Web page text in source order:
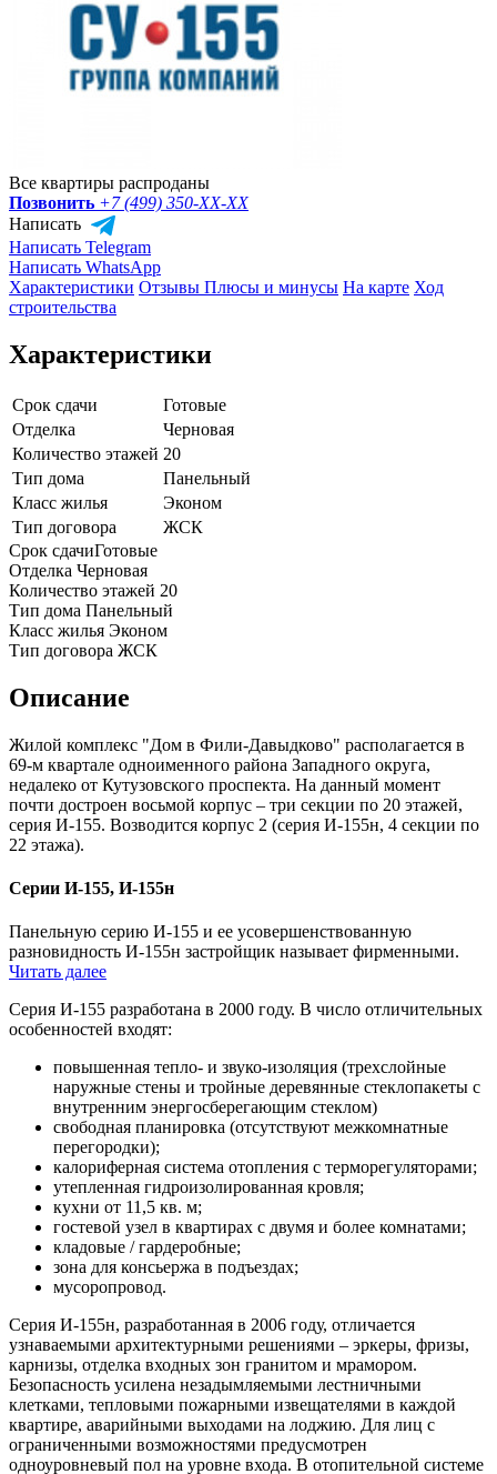
Все квартиры распроданы
Позвонить +7 (499) 350-XX-XX
Написать
Написать Telegram
Написать WhatsApp
Характеристики Отзывы Плюсы и минусы На карте Ход
строительства
Характеристики
Срок сдачи
Готовые
Отделка
Черновая
Количество этажей 20
Тип дома
Панельный
Класс жилья
Эконом
Тип договора
ЖСК
Срок сдачиГотовые
Отделка Черновая
Количество этажей 20
Тип дома Панельный
Класс жилья Эконом
Тип договора ЖСК
Описание
Жилой комплекс "Дом в Фили-Давыдково" располагается в
69-м квартале одноименного района Западного округа,
недалеко от Кутузовского проспекта. На данный момент
почти достроен восьмой корпус – три секции по 20 этажей,
серия И-155. Возводится корпус 2 (серия И-155н, 4 секции по
22 этажа).
Серии И-155, И-155н
Панельную серию И-155 и ее усовершенствованную
разновидность И-155н застройщик называет фирменными.
Читать далее
Серия И-155 разработана в 2000 году. В число отличительных
особенностей входят:
повышенная тепло- и звуко-изоляция (трехслойные
наружные стены и тройные деревянные стеклопакеты с
внутренним энергосберегающим стеклом)
свободная планировка (отсутствуют межкомнатные
перегородки);
калориферная система отопления с терморегуляторами;
утепленная гидроизолированная кровля;
кухни от 11,5 кв. м;
гостевой узел в квартирах с двумя и более комнатами;
кладовые / гардеробные;
зона для консьержа в подъездах;
мусоропровод.
Серия И-155н, разработанная в 2006 году, отличается
узнаваемыми архитектурными решениями – эркеры, фризы,
карнизы, отделка входных зон гранитом и мрамором.
Безопасность усилена незадымляемыми лестничными
клетками, тепловыми пожарными извещателями в каждой
квартире, аварийными выходами на лоджию. Для лиц с
ограниченными возможностями предусмотрен
одноуровневый пол на уровне входа. В отопительной системе